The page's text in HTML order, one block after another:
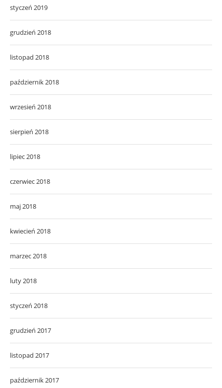
styczeń 2019
grudzień 2018
listopad 2018
październik 2018
wrzesień 2018
sierpień 2018
lipiec 2018
czerwiec 2018
maj 2018
kwiecień 2018
marzec 2018
luty 2018
styczeń 2018
grudzień 2017
listopad 2017
październik 2017